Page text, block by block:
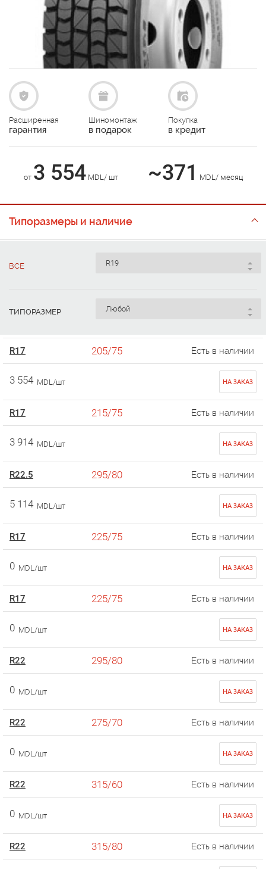
Расширенная
гарантия
Шиномонтаж
в подарок
Покупка
в кредит
от 3 554 MDL/ шт ~371 MDL/ месяц
Типоразмеры и наличие
ВСЕ
ТИПОРАЗМЕР
R17 205/75 Есть в наличии
3 554 MDL/шт НА ЗАКАЗ
R17 215/75 Есть в наличии
3 914 MDL/шт НА ЗАКАЗ
R22.5 295/80 Есть в наличии
5 114 MDL/шт НА ЗАКАЗ
R17 225/75 Есть в наличии
0 MDL/шт НА ЗАКАЗ
R17 225/75 Есть в наличии
0 MDL/шт НА ЗАКАЗ
R22 295/80 Есть в наличии
0 MDL/шт НА ЗАКАЗ
R22 275/70 Есть в наличии
0 MDL/шт НА ЗАКАЗ
R22 315/60 Есть в наличии
0 MDL/шт НА ЗАКАЗ
R22 315/80 Есть в наличии